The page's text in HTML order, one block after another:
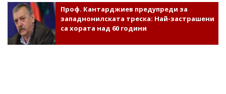
Проф. Кантарджиев предупреди за
западнонилската треска: Най-застрашени
са хората над 60 години